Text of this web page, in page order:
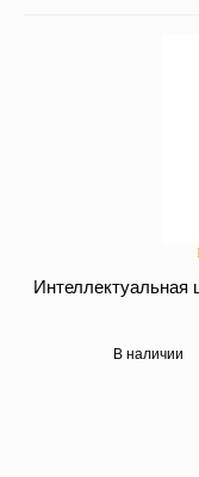
Интеллектуальная
В наличии